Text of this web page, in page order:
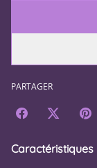
PARTAGER
Caractéristiques